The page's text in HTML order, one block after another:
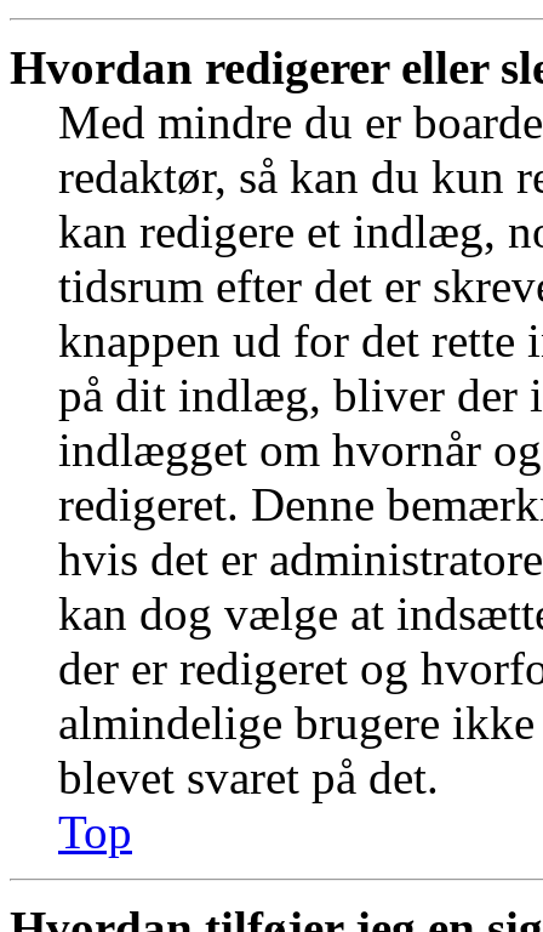
Hvordan redigerer eller
Med mindre du er
redaktør, så kan du kun
kan redigere et indlæg,
tidsrum efter det er
knappen ud for det rette
på dit indlæg, bliver der
indlægget om hvornår
redigeret. Denne
hvis det er
kan dog vælge at
der er redigeret og
almindelige brugere
blevet svaret på det.
Top